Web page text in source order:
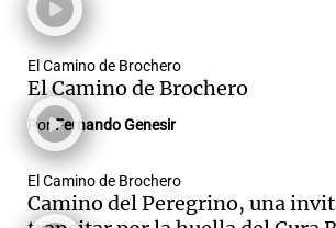
El Camino de Brochero
El Camino de Brochero
PorFernando Genesir
El Camino de Brochero
Camino del Peregrino, una